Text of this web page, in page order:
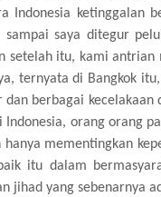
Indonesia ketinggalan
sampai saya ditegur
setelah itu, kami
ternyata di Bangkok
dan berbagai
orang orang
mementingkan
itu dalam
jihad yang sebenarnya